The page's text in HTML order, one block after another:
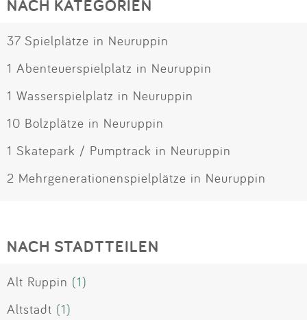
NACH KATEGORIEN
37 Spielplätze in Neuruppin
1 Abenteuerspielplatz in Neuruppin
1 Wasserspielplatz in Neuruppin
10 Bolzplätze in Neuruppin
1 Skatepark / Pumptrack in Neuruppin
2 Mehrgenerationenspielplätze in Neuruppin
NACH STADTTEILEN
Alt Ruppin (1)
Altstadt (1)